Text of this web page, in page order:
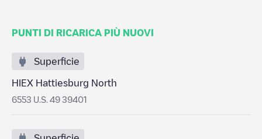
PUNTI DI RICARICA PIÙ NUOVI
Superficie
HIEX Hattiesburg North
6553 U.S. 49 39401